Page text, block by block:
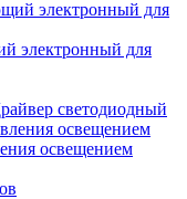
электронный для
светодиодный
освещением